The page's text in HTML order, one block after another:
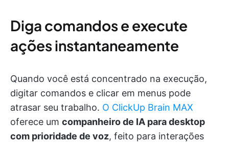
Diga comandos e execute
ações instantaneamente
Quando você está concentrado na execução,
digitar comandos e clicar em menus pode
atrasar seu trabalho. O ClickUp Brain MAX
oferece um companheiro de IA para desktop
com prioridade de voz, feito para interações